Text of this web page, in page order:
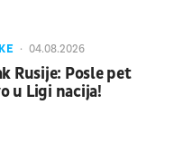
04.08.2026
Rusije: Posle pet
u Ligi nacija!